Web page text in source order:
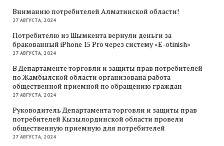
Вниманию потребителей Алматинской области!
27 АВГУСТА, 2024
Потребителю из Шымкента вернули деньги за
бракованный iPhone 15 Pro через систему «E-otinish»
27 АВГУСТА, 2024
В Департаменте торговли и защиты прав потребителей
по Жамбылской области организована работа
общественной приемной по обращению граждан
27 АВГУСТА, 2024
Руководитель Департамента торговли и защиты прав
потребителей Кызылординской области провели
общественную приемную для потребителей
27 АВГУСТА, 2024